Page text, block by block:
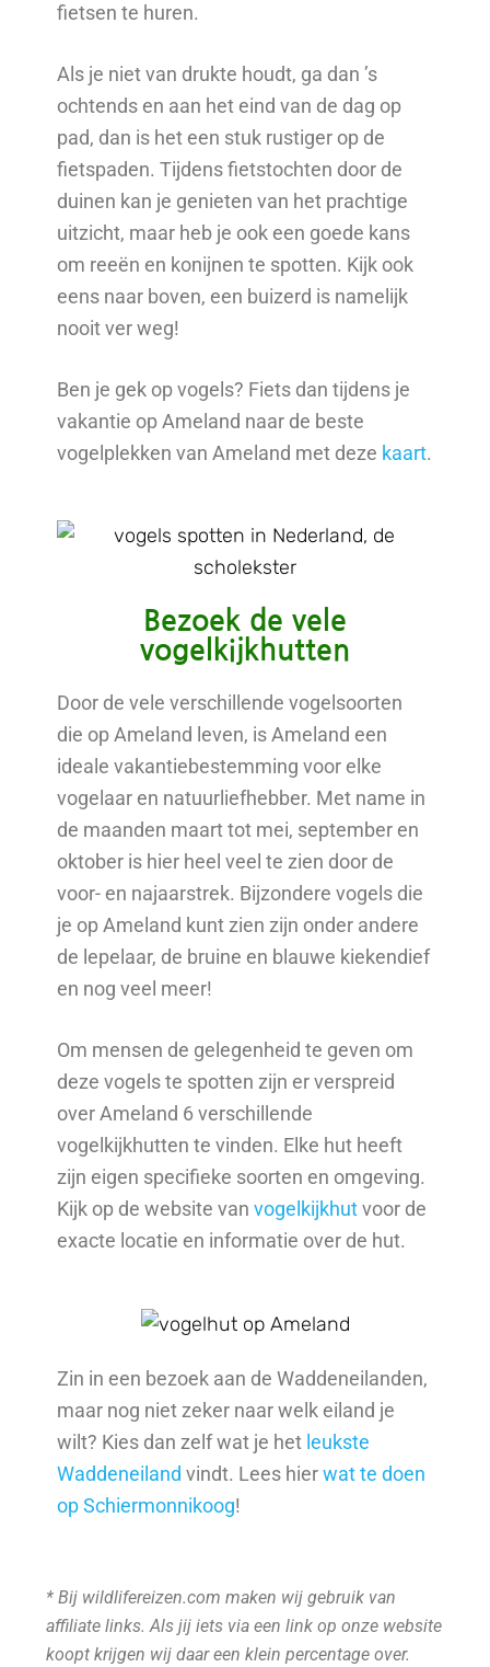
fietsen te huren.
Als je niet van drukte houdt, ga dan ’s
ochtends en aan het eind van de dag op
pad, dan is het een stuk rustiger op de
fietspaden. Tijdens fietstochten door de
duinen kan je genieten van het prachtige
uitzicht, maar heb je ook een goede kans
om reeën en konijnen te spotten. Kijk ook
eens naar boven, een buizerd is namelijk
nooit ver weg!
Ben je gek op vogels? Fiets dan tijdens je
vakantie op Ameland naar de beste
vogelplekken van Ameland met deze kaart.
Bezoek de vele
vogelkijkhutten
Door de vele verschillende vogelsoorten
die op Ameland leven, is Ameland een
ideale vakantiebestemming voor elke
vogelaar en natuurliefhebber. Met name in
de maanden maart tot mei, september en
oktober is hier heel veel te zien door de
voor- en najaarstrek. Bijzondere vogels die
je op Ameland kunt zien zijn onder andere
de lepelaar, de bruine en blauwe kiekendief
en nog veel meer!
Om mensen de gelegenheid te geven om
deze vogels te spotten zijn er verspreid
over Ameland 6 verschillende
vogelkijkhutten te vinden. Elke hut heeft
zijn eigen specifieke soorten en omgeving.
Kijk op de website vanvogelkijkhutvoor de
exacte locatie en informatie over de hut.
Zin in een bezoek aan de Waddeneilanden,
maar nog niet zeker naar welk eiland je
wilt? Kies dan zelf wat je het leukste
Waddeneiland vindt. Lees hierwat te doen
op Schiermonnikoog!
* Bij wildlifereizen.com maken wij gebruik van
affiliate links. Als jij iets via een link op onze website
koopt krijgen wij daar een klein percentage over.